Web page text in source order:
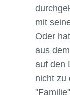
mit
Oder
aus
auf den
nicht zu